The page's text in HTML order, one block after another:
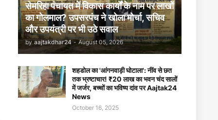
सेमरिहा पंचायत में विकास कार्यों के नाम पर लाखों
का गोलमाल? उपसरपंच ने खोला मोर्चा, सचिव
और उपयंत्री पर भी उठे सवाल
by aajtakdhar24 - August 05, 2026
शहडोल का 'आंगनवाड़ी घोटाला': नींव से छत
तक भ्रष्टाचार! ₹20 लाख का भवन चंद सालों
में जर्जर, बच्चों का भविष्य दांव पर Aajtak24
News
October 16, 2025